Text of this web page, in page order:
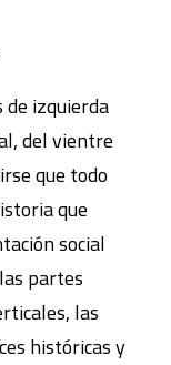
izquierda
del vientre
que todo
que
social
partes
las
históricas y